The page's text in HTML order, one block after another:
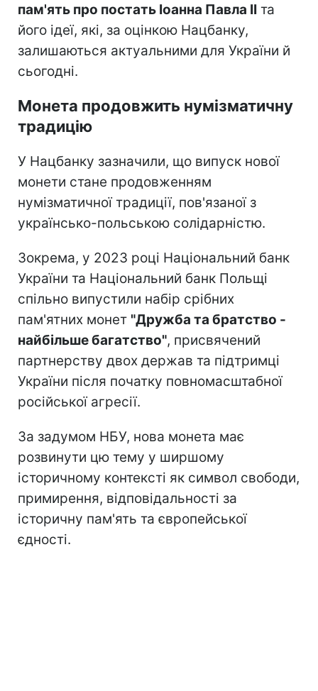
пам'ять про постать Іоанна Павла II та
його ідеї, які, за оцінкою Нацбанку,
залишаються актуальними для України й
сьогодні.
Монета продовжить нумізматичну
традицію
У Нацбанку зазначили, що випуск нової
монети стане продовженням
нумізматичної традиції, пов'язаної з
українсько-польською солідарністю.
Зокрема, у 2023 році Національний банк
України та Національний банк Польщі
спільно випустили набір срібних
пам'ятних монет "Дружба та братство -
найбільше багатство", присвячений
партнерству двох держав та підтримці
України після початку повномасштабної
російської агресії.
За задумом НБУ, нова монета має
розвинути цю тему у ширшому
історичному контексті як символ свободи,
примирення, відповідальності за
історичну пам'ять та європейської
єдності.